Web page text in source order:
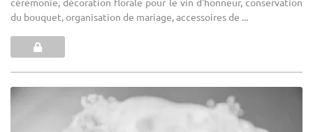
du bouquet, organisation de mariage, accessoires de ...